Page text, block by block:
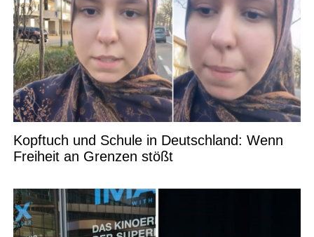
Kopftuch und Schule in Deutschland: Wenn
Freiheit an Grenzen stößt